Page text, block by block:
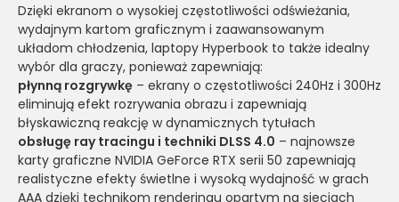
Dzięki ekranom o wysokiej częstotliwości odświeżania,
wydajnym kartom graficznym i zaawansowanym
układom chłodzenia, laptopy Hyperbook to także idealny
wybór dla graczy, ponieważ zapewniają:
płynną rozgrywkę – ekrany o częstotliwości 240Hz i 300Hz
eliminują efekt rozrywania obrazu i zapewniają
błyskawiczną reakcję w dynamicznych tytułach
obsługę ray tracingu i techniki DLSS 4.0 – najnowsze
karty graficzne NVIDIA GeForce RTX serii 50 zapewniają
realistyczne efekty świetlne i wysoką wydajność w grach
AAA dzięki technikom renderingu opartym na sieciach